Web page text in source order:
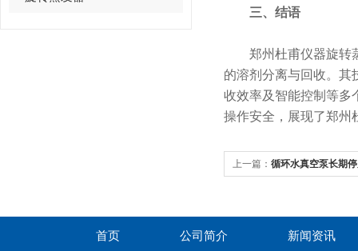
三、结语
郑州杜甫仪器旋转蒸
的溶剂分离与回收。其
收效率及智能控制等多
操作安全，展现了郑州
上一篇： 循环水真空泵长期
首页 公司简介 新闻资讯